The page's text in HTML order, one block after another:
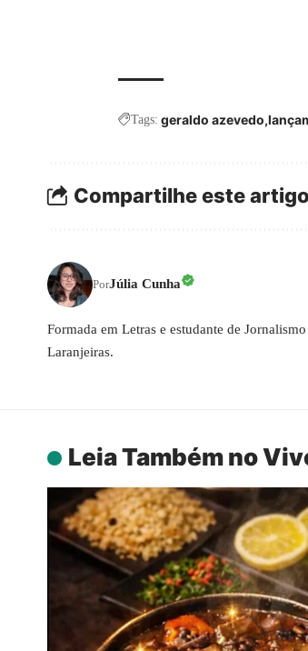
Tags: geraldo azevedo
Compartilhe este artigo
PorJúlia Cunha
Formada em Letras e estudante de
Laranjeiras.
Leia Também no